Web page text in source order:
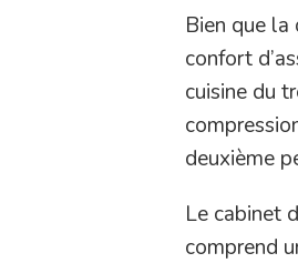
Bien que
confort
cuisine du
deuxième
Le cabinet
comprend